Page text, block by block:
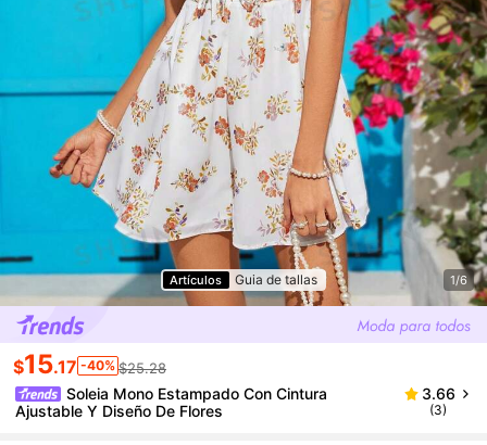
Artículos Guia de tallas 1/6
$15.17 -40% $25.28
Soleia Mono Estampado Con Cintura
Ajustable Y Diseño De Flores
3.66
(3)